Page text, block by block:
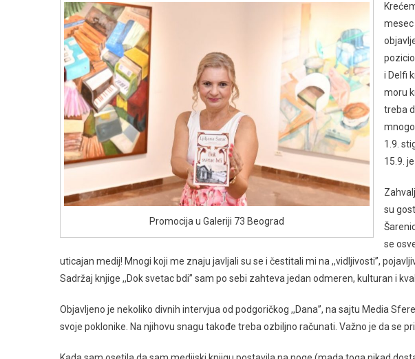
Promocija u Galeriji 73 Beograd
mesec
i Delfi
moru
treba
1.9.
15.9.
su
se
uticajan medij! Mnogi koji me znaju javljali su se i čestitali mi na ,,vidljivosti’’,
Sadržaj knjige ,,Dok svetac bdi’’ sam po sebi zahteva jedan odmeren, kulturan i
Objavljeno je nekoliko divnih intervjua od podgoričkog ,,Dana’’, na sajtu Media
svoje poklonike. Na njihovu snagu takođe treba ozbiljno računati. Važno je da se priča